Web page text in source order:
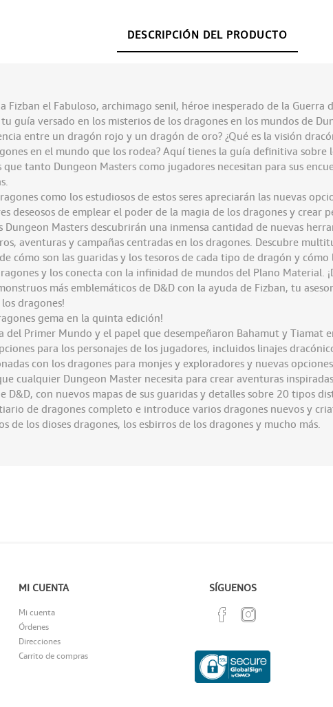
DESCRIPCIÓN DEL PRODUCTO
Fizban el Fabuloso, archimago senil, héroe inesperado de la Guerra
guía versado en los misterios de los dragones en los mundos de
entre un dragón rojo y un dragón de oro? ¿Qué es la visión
en el mundo que los rodea? Aquí tienes la guía definitiva sobre
que tanto Dungeon Masters como jugadores necesitan para sus
como los estudiosos de estos seres apreciarán las nuevas
deseosos de emplear el poder de la magia de los dragones y crear
Dungeon Masters descubrirán una inmensa cantidad de nuevas
aventuras y campañas centradas en los dragones. Descubre
cómo son las guaridas y los tesoros de cada tipo de dragón y cómo
y los conecta con la infinidad de mundos del Plano Material.
más emblemáticos de D&D con la ayuda de Fizban, tu
dragones!
gema en la quinta edición!
del Primer Mundo y el papel que desempeñaron Bahamut y Tiamat
para los personajes de los jugadores, incluidos linajes
con los dragones para monjes y exploradores y nuevas
cualquier Dungeon Master necesita para crear aventuras
D&D, con nuevos mapas de sus guaridas y detalles sobre 20 tipos
de dragones completo e introduce varios dragones nuevos y
de los dioses dragones, los esbirros de los dragones y mucho más.
MI CUENTA
Mi cuenta
Órdenes
Direcciones
Carrito de compras
SÍGUENOS